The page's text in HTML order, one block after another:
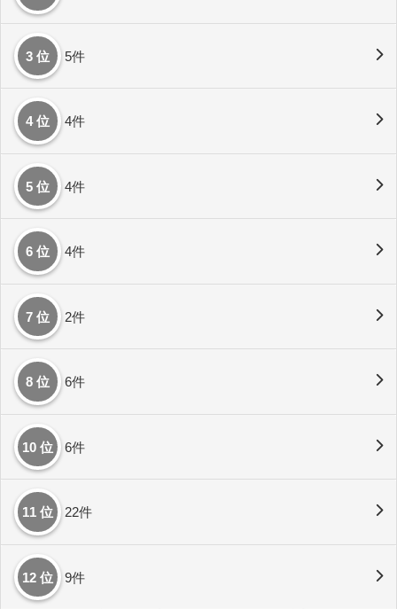
3 位 5件
4 位 4件
5 位 4件
6 位 4件
7 位 2件
8 位 6件
10 位 6件
11 位 22件
12 位 9件